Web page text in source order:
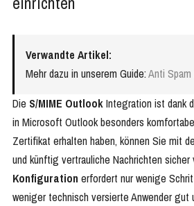
Verwandte Artikel:
Mehr dazu in unserem Guide:Anti
Die S/MIME OutlookIntegration ist dank
in Microsoft Outlook besonders
Zertifikat erhalten haben, können Sie mit
und künftig vertrauliche Nachrichten sicher
Konfiguration erfordert nur wenige
weniger technisch versierte Anwender gut